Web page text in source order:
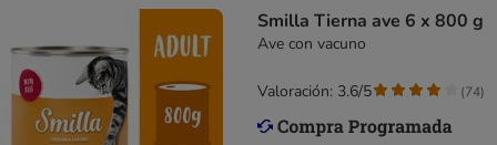
Smilla Tierna ave 6 x 800 g
Ave con vacuno
Valoración: 3.6/5 (74)